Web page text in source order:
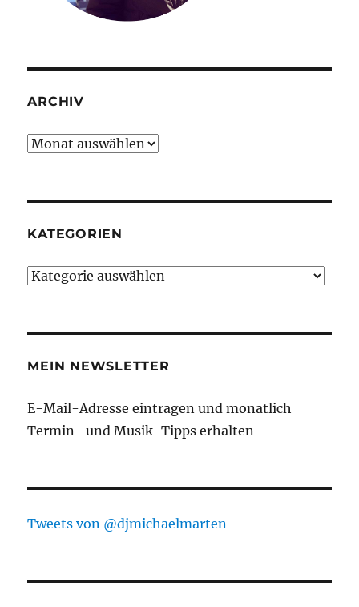
ARCHIV
Archiv
KATEGORIEN
Kategorien
MEIN NEWSLETTER
E-Mail-Adresse eintragen und monatlich
Termin- und Musik-Tipps erhalten
Tweets von ‎@djmichaelmarten